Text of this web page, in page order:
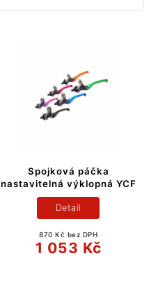
Spojková páčka
nastavitelná výklopná YCF
870 Kč bez DPH
1 053 Kč
Detail